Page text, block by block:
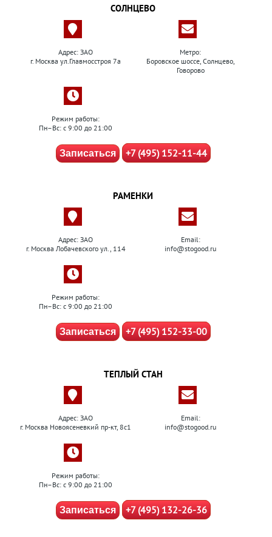
СОЛНЦЕВО
Адрес: ЗАО
г. Москва ул.Главмосстроя 7а
Метро:
Боровское шоссе, Солнцево,
Говорово
Режим работы:
Пн–Вс: с 9:00 до 21:00
Записаться +7 (495) 152-11-44
РАМЕНКИ
Адрес: ЗАО
г. Москва Лобачевского ул., 114
Email:
info@stogood.ru
Режим работы:
Пн–Вс: с 9:00 до 21:00
Записаться +7 (495) 152-33-00
ТЕПЛЫЙ СТАН
Адрес: ЗАО
г. Москва Новоясеневкий пр-кт, 8с1
Email:
info@stogood.ru
Режим работы:
Пн–Вс: с 9:00 до 21:00
Записаться +7 (495) 132-26-36